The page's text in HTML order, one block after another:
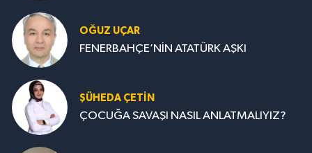
OĞUZ UÇAR
FENERBAHÇE’NİN ATATÜRK AŞKI
ŞÜHEDA ÇETİN
ÇOCUĞA SAVAŞI NASIL ANLATMALIYIZ?